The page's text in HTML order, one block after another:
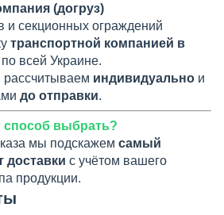
(догруз)
и секционных ограждений
транспортной компанией в
по всей Украине.
рассчитываем индивидуально и
до отправки.
способ выбрать?
мы подскажем самый
доставки с учётом вашего
продукции.